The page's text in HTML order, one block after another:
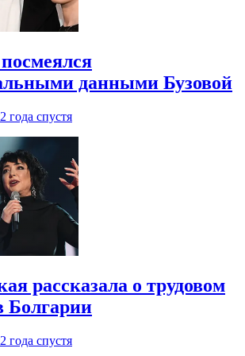
данными Бузовой
2 года спустя
рассказала о трудовом
Болгарии
2 года спустя